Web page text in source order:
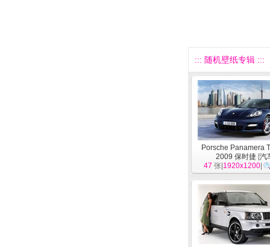
::: 随机壁纸专辑 :::
Porsche Panamera
2009 保时捷 [汽
47 张| 1920x1200